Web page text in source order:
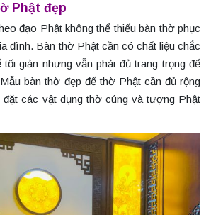
Phật đẹp
đạo Phật không thể thiếu bàn thờ phục
đình. Bàn thờ Phật cần có chất liệu chắc
giản nhưng vẫn phải đủ trang trọng để
bàn thờ đẹp để thờ Phật cần đủ rộng
các vật dụng thờ cúng và tượng Phật